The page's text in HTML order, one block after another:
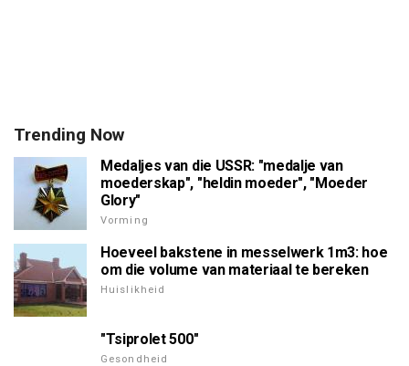
Trending Now
Medaljes van die USSR: "medalje van
moederskap", "heldin moeder", "Moeder
Glory"
Vorming
Hoeveel bakstene in messelwerk 1m3: hoe
om die volume van materiaal te bereken
Huislikheid
"Tsiprolet 500"
Gesondheid